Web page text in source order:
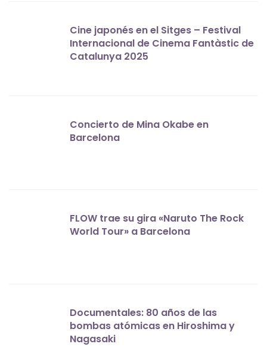
Cine japonés en el Sitges – Festival
Internacional de Cinema Fantàstic de
Catalunya 2025
Concierto de Mina Okabe en
Barcelona
FLOW trae su gira «Naruto The Rock
World Tour» a Barcelona
Documentales: 80 años de las
bombas atómicas en Hiroshima y
Nagasaki